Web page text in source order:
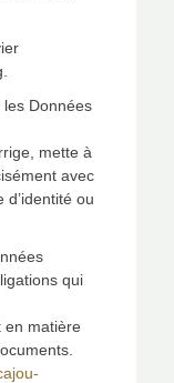
les Données
mette à
avec
d’identité ou
qui
en matière